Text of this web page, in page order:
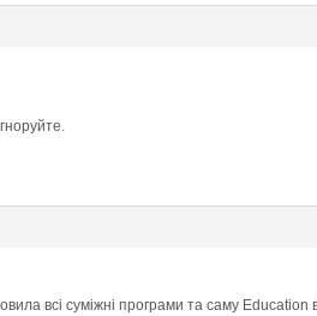
всі суміжні програми та саму Education